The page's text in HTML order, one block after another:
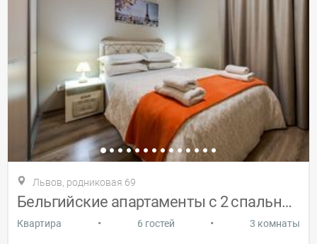
Львов, родниковая 69
Бельгийские апартаменты с 2 спальнями
Квартира • 6 гостей • 3 комнаты